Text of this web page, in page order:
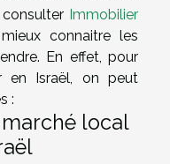
Immobilier
connaitre les
En effet, pour
en Israël, on peut
:
local